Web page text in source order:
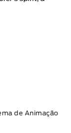
de Animação